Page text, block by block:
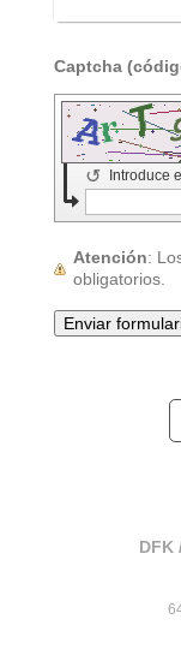
Introduce
↺
Atención:
obligatorios.
DFK